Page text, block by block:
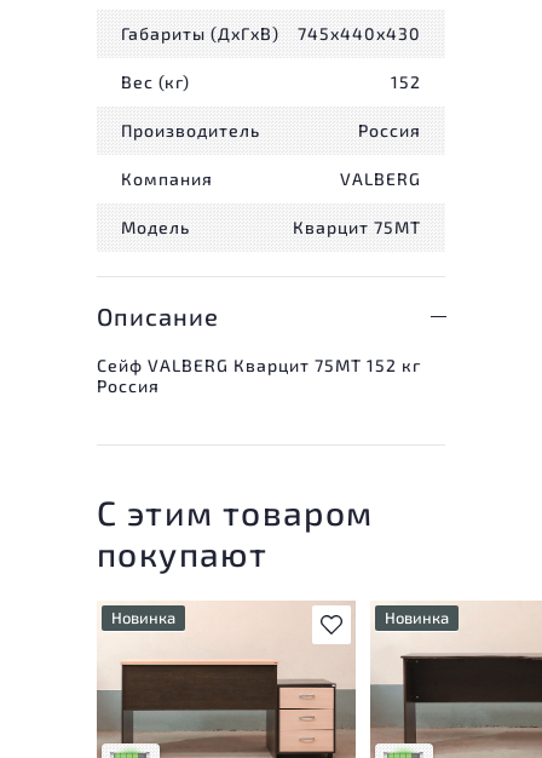
Габариты (ДxГxВ) 745x440x430
Вес (кг) 152
Производитель Россия
Компания VALBERG
Модель Кварцит 75МТ
Описание
Сейф VALBERG Кварцит 75МТ 152 кг
Россия
С этим товаром
покупают
В избранное
Новинка
незначительные следы
эксплуатации, не влияющие
Новинка
У товара
незначительные
эксплуатации, не
на удобство его
использования